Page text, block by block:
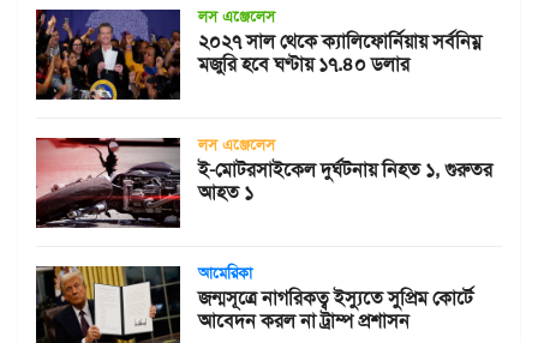
লস এঞ্জেলেস
২০২৭ সাল থেকে ক্যালিফোর্নিয়ায় সর্বনিম্ন
মজুরি হবে ঘণ্টায় ১৭.৪০ ডলার
লস এঞ্জেলেস
ই-মোটরসাইকেল দুর্ঘটনায় নিহত ১, গুরুতর
আহত ১
আমেরিকা
জন্মসূত্রে নাগরিকত্ব ইস্যুতে সুপ্রিম কোর্টে
আবেদন করল না ট্রাম্প প্রশাসন